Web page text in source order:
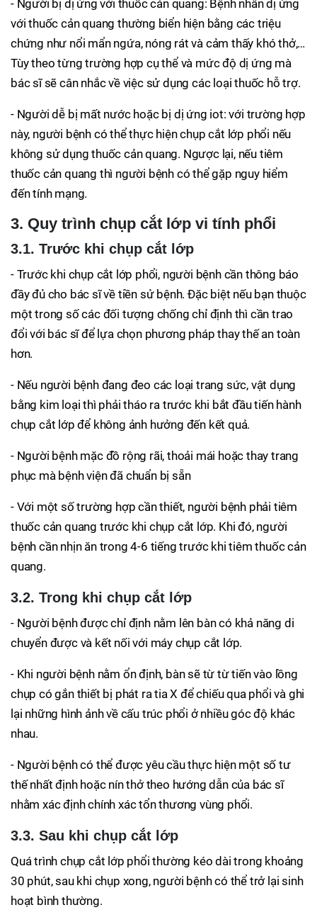
- Người bị dị ứng với thuốc cản quang: Bệnh nhân dị ứng
với thuốc cản quang thường biển hiện bằng các triệu
chứng như nổi mẩn ngứa, nóng rát và cảm thấy khó thở,…
Tùy theo từng trường hợp cụ thể và mức độ dị ứng mà
bác sĩ sẽ cân nhắc về việc sử dụng các loại thuốc hỗ trợ.
- Người dễ bị mất nước hoặc bị dị ứng iot: với trường hợp
này, người bệnh có thể thực hiện chụp cắt lớp phổi nếu
không sử dụng thuốc cản quang. Ngược lại, nếu tiêm
thuốc cản quang thì người bệnh có thể gặp nguy hiểm
đến tính mạng.
3. Quy trình chụp cắt lớp vi tính phổi
3.1. Trước khi chụp cắt lớp
- Trước khi chụp cắt lớp phổi, người bệnh cần thông báo
đầy đủ cho bác sĩ về tiền sử bệnh. Đặc biệt nếu bạn thuộc
một trong số các đối tượng chống chỉ định thì cần trao
đổi với bác sĩ để lựa chọn phương pháp thay thế an toàn
hơn.
- Nếu người bệnh đang đeo các loại trang sức, vật dụng
bằng kim loại thì phải tháo ra trước khi bắt đầu tiến hành
chụp cắt lớp để không ảnh hưởng đến kết quả.
- Người bệnh mặc đồ rộng rãi, thoải mái hoặc thay trang
phục mà bệnh viện đã chuẩn bị sẵn
- Với một số trường hợp cần thiết, người bệnh phải tiêm
thuốc cản quang trước khi chụp cắt lớp. Khi đó, người
bệnh cần nhịn ăn trong 4-6 tiếng trước khi tiêm thuốc cản
quang.
3.2. Trong khi chụp cắt lớp
- Người bệnh được chỉ định nằm lên bàn có khả năng di
chuyển được và kết nối với máy chụp cắt lớp.
- Khi người bệnh nằm ổn định, bàn sẽ từ từ tiến vào lồng
chụp có gắn thiết bị phát ra tia X để chiếu qua phổi và ghi
lại những hình ảnh về cấu trúc phổi ở nhiều góc độ khác
nhau.
- Người bệnh có thể được yêu cầu thực hiện một số tư
thế nhất định hoặc nín thở theo hướng dẫn của bác sĩ
nhằm xác định chính xác tổn thương vùng phổi.
3.3. Sau khi chụp cắt lớp
Quá trình chụp cắt lớp phổi thường kéo dài trong khoảng
30 phút, sau khi chụp xong, người bệnh có thể trở lại sinh
hoạt bình thường.